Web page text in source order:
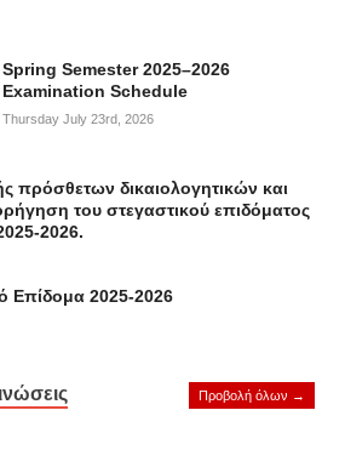
Spring Semester 2025–2026
Examination Schedule
Thursday July 23rd, 2026
πρόσθετων δικαιολογητικών και
του στεγαστικού επιδόματος
2026.
Επίδομα 2025-2026
Προβολή όλων →